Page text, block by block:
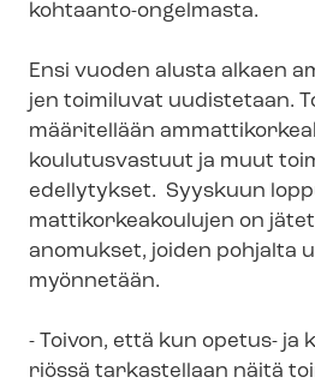
kohtaanto-​ongelmasta.
Ensi vuoden alusta alkaen
jen toimiluvat uudistetaan.
määritellään
koulutusvastuut ja muut
edellytykset. Syyskuun
mat­ti­kor­kea­kou­lu­jen on
anomukset, joiden pohjalta
myönnetään.
- Toivon, että kun opetus-
riös­sä tarkastellaan näitä